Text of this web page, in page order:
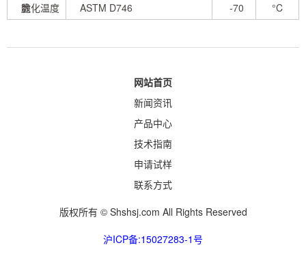
数
脆化温度 ASTM D746 -70 °C
网站首页
新闻资讯
产品中心
技术指南
申请试样
联系方式
版权所有 © Shshsj.com All Rights Reserved
沪ICP备:15027283-1号